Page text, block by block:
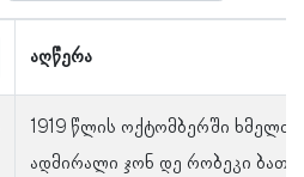
აღწერა
1919 წლის ოქტომბერში
ადმირალი ჯონ დე რობეკი